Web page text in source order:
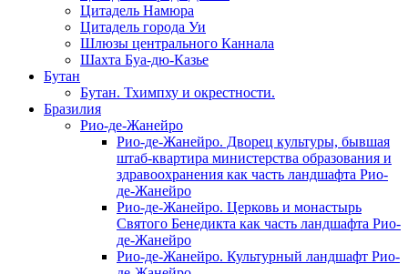
Цитадель Намюра
Цитадель города Уи
Шлюзы центрального Каннала
Шахта Буа-дю-Казье
Бутан
Бутан. Тхимпху и окрестности.
Бразилия
Рио-де-Жанейро
Рио-де-Жанейро. Дворец культуры, бывшая
штаб-квартира министерства образования и
здравоохранения как часть ландшафта Рио-
де-Жанейро
Рио-де-Жанейро. Церковь и монастырь
Святого Бенедикта как часть ландшафта Рио-
де-Жанейро
Рио-де-Жанейро. Культурный ландшафт Рио-